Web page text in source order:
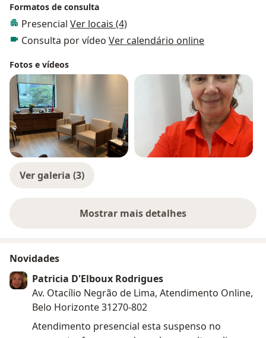
Formatos de consulta
Presencial Ver locais (4)
Consulta por vídeo Ver calendário online
Fotos e vídeos
Ver galeria (3)
Mostrar mais detalhes
sobre a experiência
Novidades
Patricia D'Elboux Rodrigues
Av. Otacílio Negrão de Lima, Atendimento Online,
Belo Horizonte 31270-802
Atendimento presencial esta suspenso no